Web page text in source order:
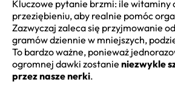
Kluczowe pytanie brzmi: ile witaminy
przeziębieniu, aby realnie pomóc
Zazwyczaj zaleca się przyjmowanie
gramów dziennie w mniejszych,
To bardzo ważne, ponieważ
ogromnej dawki zostanie niezwykle
przez nasze nerki.